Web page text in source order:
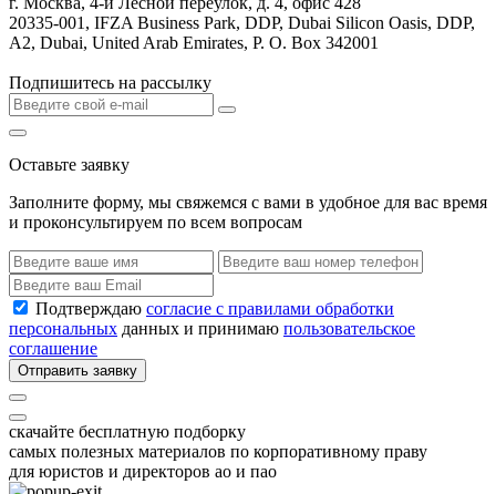
20335-001, IFZA Business Park, DDP, Dubai Silicon Oasis, DDP,
A2, Dubai, United Arab Emirates, P. O. Box 342001
Подпишитесь на рассылку
Оставьте заявку
Заполните форму, мы свяжемся с вами в удобное для вас время
и проконсультируем по всем вопросам
Подтверждаю согласие с правилами обработки
персональных данных и принимаю пользовательское
соглашение
Отправить заявку
скачайте бесплатную подборку
самых полезных материалов по корпоративному праву
для юристов и директоров ао и пао